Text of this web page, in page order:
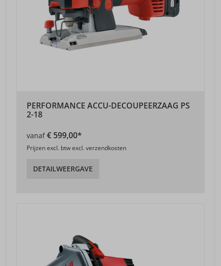
PERFORMANCE ACCU-DECOUPEERZAAG PS
2-18
vanaf€ 599,00*
Prijzen excl. btw excl. verzendkosten
DETAILWEERGAVE